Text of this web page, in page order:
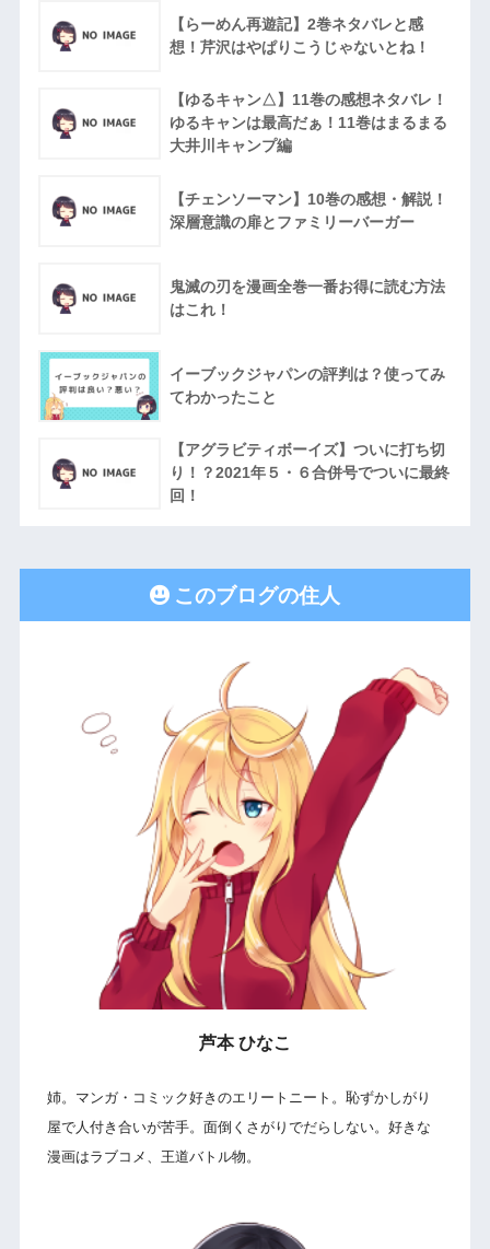
【らーめん再遊記】2巻ネタバレと感
想！芹沢はやぱりこうじゃないとね！
【ゆるキャン△】11巻の感想ネタバレ！
ゆるキャンは最高だぁ！11巻はまるまる
大井川キャンプ編
【チェンソーマン】10巻の感想・解説！
深層意識の扉とファミリーバーガー
鬼滅の刃を漫画全巻一番お得に読む方法
はこれ！
イーブックジャパンの評判は？使ってみ
てわかったこと
【アグラビティボーイズ】ついに打ち切
り！？2021年５・６合併号でついに最終
回！
このブログの住人
芦本 ひなこ
姉。マンガ・コミック好きのエリートニート。恥ずかしがり
屋で人付き合いが苦手。面倒くさがりでだらしない。好きな
漫画はラブコメ、王道バトル物。